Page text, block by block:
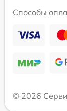
Способы
© 2026